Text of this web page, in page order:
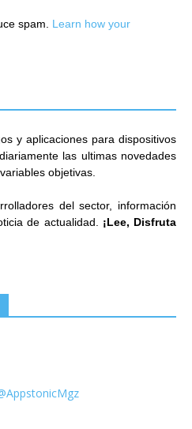
spam. Learn how your
y aplicaciones para dispositivos
las ultimas novedades
objetivas.
del sector, información
de actualidad. ¡Lee, Disfruta